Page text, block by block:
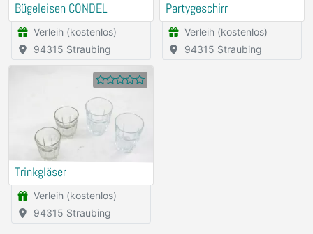
Bügeleisen CONDEL
Verleih (kostenlos)
94315 Straubing
Partygeschirr
Verleih (kostenlos)
94315 Straubing
Trinkgläser
Verleih (kostenlos)
94315 Straubing